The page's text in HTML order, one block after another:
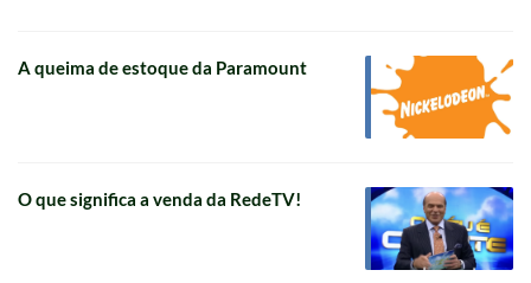
A queima de estoque da Paramount
O que significa a venda da RedeTV!